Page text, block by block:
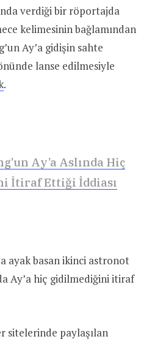
verdiği bir röportajda
kelimesinin bağlamından
Ay’a gidişin sahte
lanse edilmesiyle
.
Ay’a Aslında Hiç
İtiraf Ettiği İddiası
ayak basan ikinci astronot
Ay’a hiç gidilmediğini itiraf
sitelerinde paylaşılan